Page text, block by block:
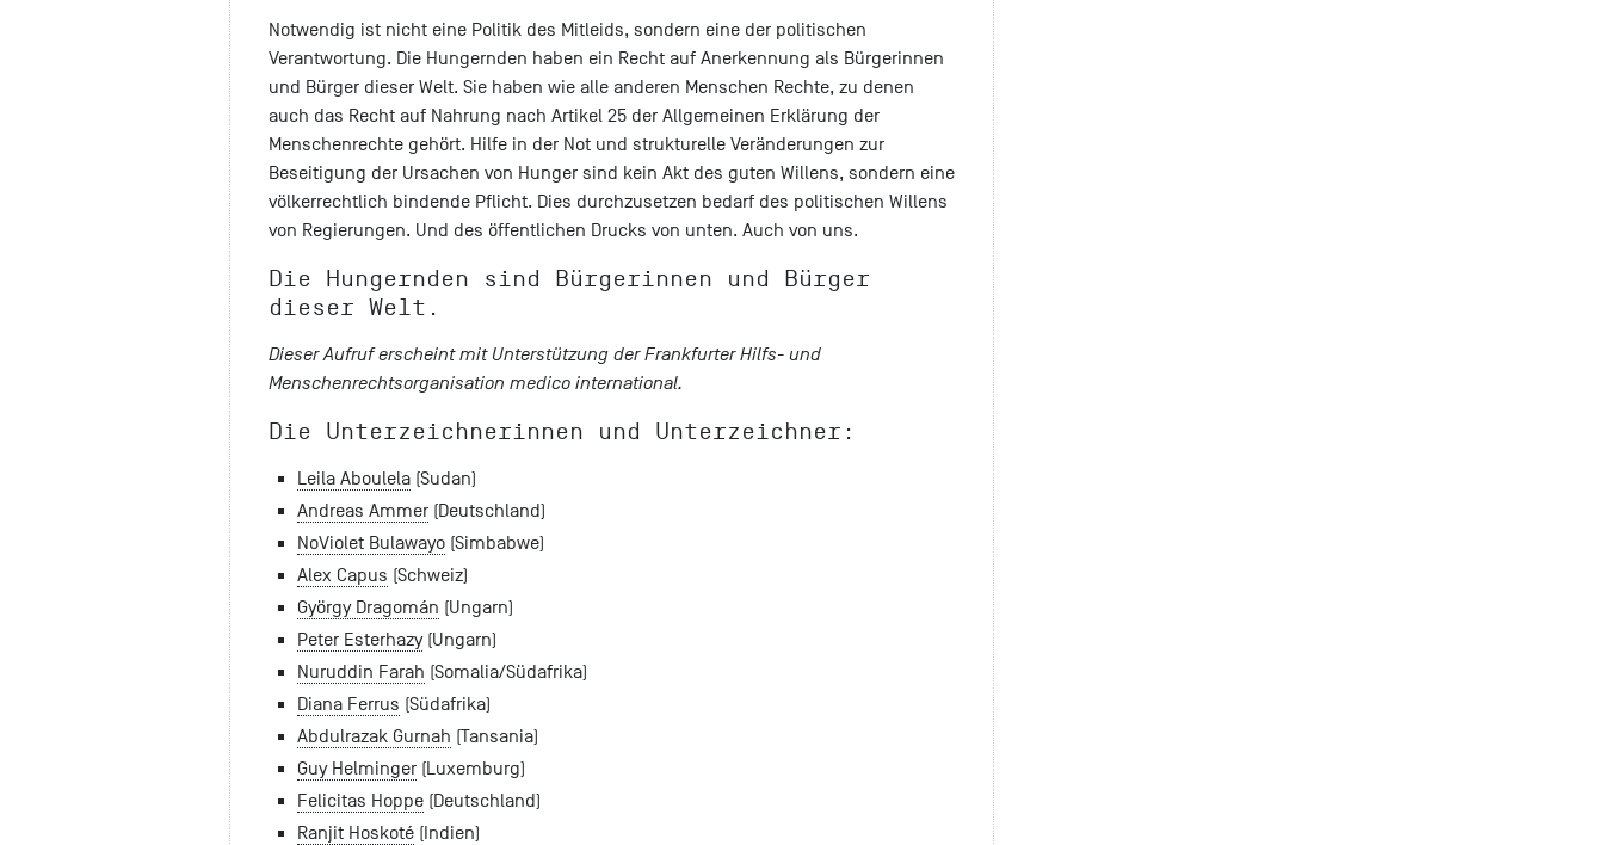
Notwendig ist nicht eine Politik des Mitleids, sondern eine der politischen
Verantwortung. Die Hungernden haben ein Recht auf Anerkennung als Bürgerinnen
und Bürger dieser Welt. Sie haben wie alle anderen Menschen Rechte, zu denen
auch das Recht auf Nahrung nach Artikel 25 der Allgemeinen Erklärung der
Menschenrechte gehört. Hilfe in der Not und strukturelle Veränderungen zur
Beseitigung der Ursachen von Hunger sind kein Akt des guten Willens, sondern eine
völkerrechtlich bindende Pflicht. Dies durchzusetzen bedarf des politischen Willens
von Regierungen. Und des öffentlichen Drucks von unten. Auch von uns.
Die Hungernden sind Bürgerinnen und Bürger
dieser Welt.
Dieser Aufruf erscheint mit Unterstützung der Frankfurter Hilfs- und
Menschenrechtsorganisation medico international.
Die Unterzeichnerinnen und Unterzeichner:
Leila Aboulela (Sudan)
Andreas Ammer (Deutschland)
NoViolet Bulawayo (Simbabwe)
Alex Capus (Schweiz)
György Dragomán (Ungarn)
Peter Esterhazy(Ungarn)
Nuruddin Farah (Somalia/Südafrika)
Diana Ferrus (Südafrika)
Abdulrazak Gurnah (Tansania)
Guy Helminger (Luxemburg)
Felicitas Hoppe (Deutschland)
Ranjit Hoskoté (Indien)